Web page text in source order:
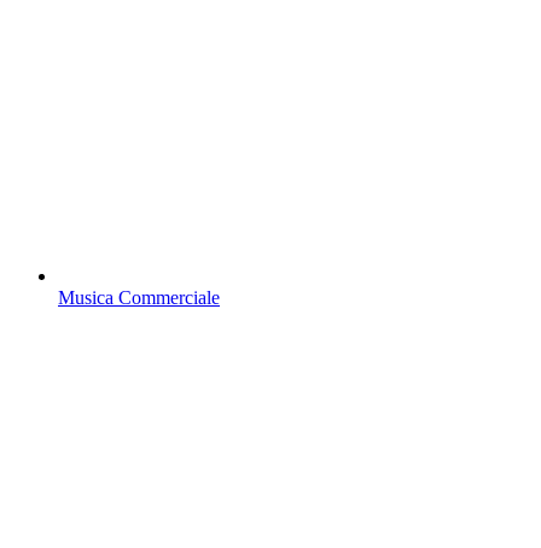
Musica Commerciale